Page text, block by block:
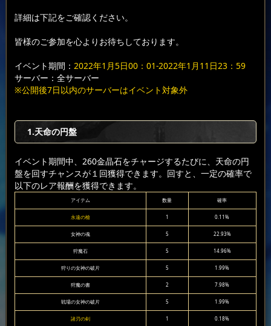
詳細は下記をご確認ください。
皆様のご参加を心よりお待ちしております。
イベント期間： 2022年1月5日00：01-2022年1月11日23：59
サーバー：全サーバー
※公開後7日以内のサーバーはイベント対象外
1.天命の円盤
イベント期間中、260金晶石をチャージするたびに、天命の円
盤を回すチャンスが１回獲得できます。回すと、一定の確率で
以下のレア報酬を獲得できます。
アイテム 数量 確率
永遠の槍 1 0.11%
女神の魂 5 22.93%
狩魔石 5 14.96%
狩りの女神の破片 5 1.99%
狩魔の書 2 7.98%
戦場の女神の破片 5 1.99%
諸刃の剣 1 0.18%